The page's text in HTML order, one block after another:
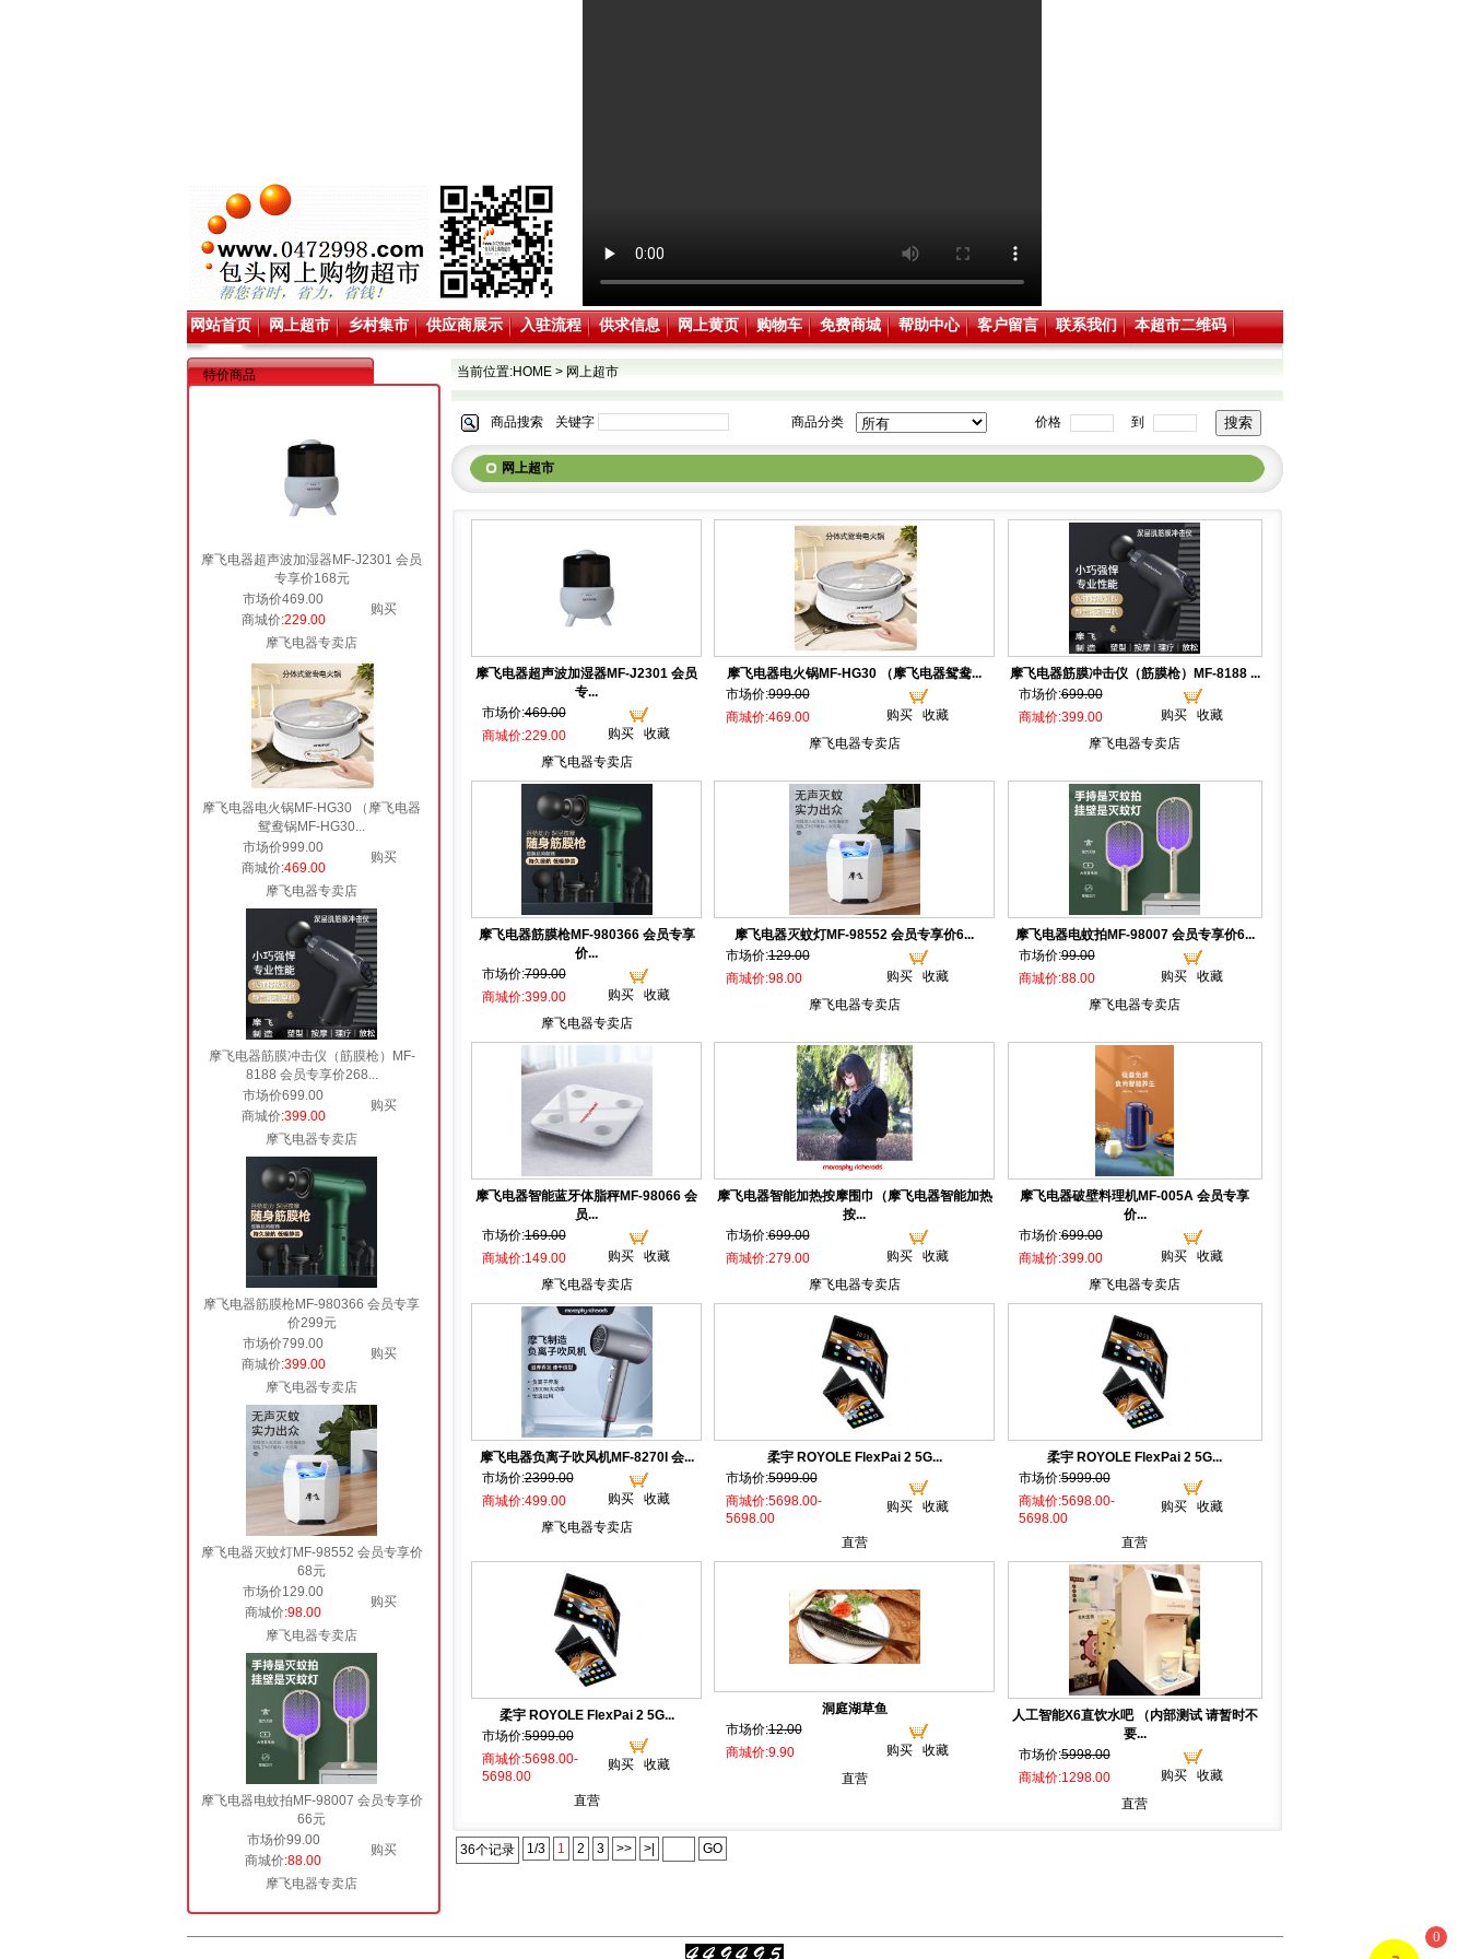
网站首页 网上超市 乡村集市 供应商展示 入驻流程 供求信息 网上黄页 购物车 免费商城 帮助中心 客户留言 联系我们 本超市二维码
特价商品
摩飞电器超声波加湿器MF-J2301 会员
专享价168元
市场价469.00
购买
商城价:229.00
摩飞电器专卖店
摩飞电器电火锅MF-HG30 （摩飞电器
鸳鸯锅MF-HG30...
市场价999.00
购买
商城价:469.00
摩飞电器专卖店
摩飞电器筋膜冲击仪（筋膜枪）MF-
8188 会员专享价268...
市场价699.00
购买
商城价:399.00
摩飞电器专卖店
摩飞电器筋膜枪MF-980366 会员专享
价299元
市场价799.00
购买
商城价:399.00
摩飞电器专卖店
摩飞电器灭蚊灯MF-98552 会员专享价
68元
市场价129.00
购买
商城价:98.00
摩飞电器专卖店
摩飞电器电蚊拍MF-98007 会员专享价
66元
市场价99.00
购买
商城价:88.00
摩飞电器专卖店
当前位置:HOME> 网上超市
商品搜索 关键字 商品分类 价格 到
网上超市
摩飞电器超声波加湿器MF-J2301 会员
专...
市场价:469.00
购买
收藏
商城价:229.00
摩飞电器专卖店
摩飞电器电火锅MF-HG30 （摩飞电器鸳鸯...
市场价:999.00
购买
收藏
商城价:469.00
摩飞电器专卖店
摩飞电器筋膜冲击仪（筋膜枪）MF-8188 ...
市场价:699.00
购买
收藏
商城价:399.00
摩飞电器专卖店
摩飞电器筋膜枪MF-980366 会员专享
价...
市场价:799.00
购买
收藏
商城价:399.00
摩飞电器专卖店
摩飞电器灭蚊灯MF-98552 会员专享价6...
市场价:129.00
购买
收藏
商城价:98.00
摩飞电器专卖店
摩飞电器电蚊拍MF-98007 会员专享价6...
市场价:99.00
购买
收藏
商城价:88.00
摩飞电器专卖店
摩飞电器智能蓝牙体脂秤MF-98066 会
员...
市场价:169.00
购买
收藏
商城价:149.00
摩飞电器专卖店
摩飞电器智能加热按摩围巾（摩飞电器智能加热
按...
市场价:699.00
购买
收藏
商城价:279.00
摩飞电器专卖店
摩飞电器破壁料理机MF-005A 会员专享
价...
市场价:699.00
购买
收藏
商城价:399.00
摩飞电器专卖店
摩飞电器负离子吹风机MF-8270I 会...
市场价:2399.00
购买
收藏
商城价:499.00
摩飞电器专卖店
柔宇 ROYOLE FlexPai 2 5G...
市场价:5999.00
购买
收藏
商城价:5698.00-
5698.00
直营
柔宇 ROYOLE FlexPai 2 5G...
市场价:5999.00
购买
收藏
商城价:5698.00-
5698.00
直营
柔宇 ROYOLE FlexPai 2 5G...
市场价:5999.00
购买
收藏
商城价:5698.00-
5698.00
直营
洞庭湖草鱼
市场价:12.00
购买
收藏
商城价:9.90
直营
人工智能X6直饮水吧 （内部测试 请暂时不
要...
市场价:5998.00
购买
收藏
商城价:1298.00
直营
36个记录 1/3 1 2 3 >> >| GO
0